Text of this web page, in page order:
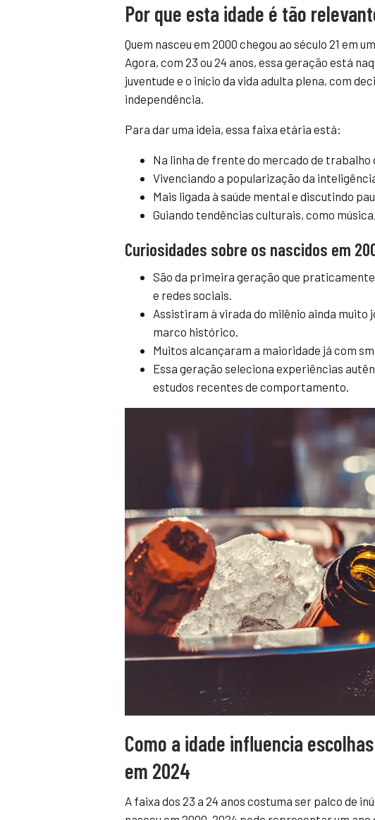
Por que esta idade é tão
Quem nasceu em 2000 chegou ao século 21 em
Agora, com 23 ou 24 anos, essa geração está
juventude e o início da vida adulta plena, com
independência.
Para dar uma ideia, essa faixa etária está:
Na linha de frente do mercado de trabalho
Vivenciando a popularização da
Mais ligada à saúde mental e discutindo
Guiando tendências culturais, como
Curiosidades sobre os nascidos em
São da primeira geração que
e redes sociais.
Assistiram à virada do milênio ainda muito
marco histórico.
Muitos alcançaram a maioridade já com
Essa geração seleciona experiências
estudos recentes de comportamento.
Como a idade influencia
em 2024
A faixa dos 23 a 24 anos costuma ser palco de